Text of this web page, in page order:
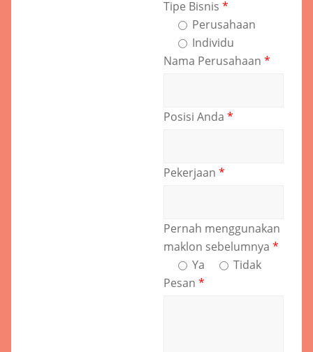
Tipe Bisnis *
Perusahaan
Individu
Nama Perusahaan *
Posisi Anda *
Pekerjaan *
Pernah menggunakan
maklon sebelumnya *
Ya
Tidak
Pesan *